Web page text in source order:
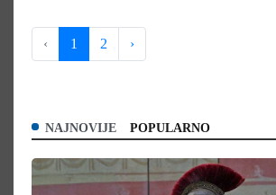
‹ 1 2 ›
NAJNOVIJE POPULARNO